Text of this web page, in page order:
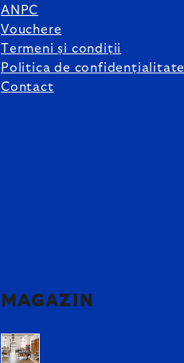
ANPC
Vouchere
Termeni și condiții
Politica de confidențialitate
Contact
MAGAZIN